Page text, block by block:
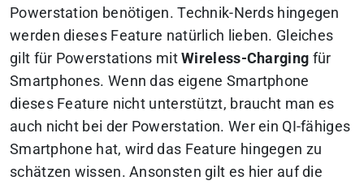
Powerstation benötigen. Technik-Nerds hingegen
werden dieses Feature natürlich lieben. Gleiches
gilt für Powerstations mitWireless-Charging für
Smartphones. Wenn das eigene Smartphone
dieses Feature nicht unterstützt, braucht man es
auch nicht bei der Powerstation. Wer ein QI-fähiges
Smartphone hat, wird das Feature hingegen zu
schätzen wissen. Ansonsten gilt es hier auf die